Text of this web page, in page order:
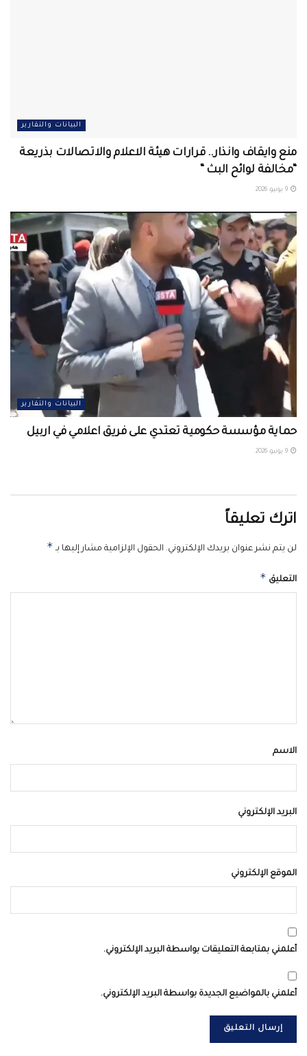
البيانات والتقارير
منع وايقاف وانذار.. قرارات هيئة الاعلام والاتصالات بذريعة
“مخالفة لوائح البث “
البيانات والتقارير
حماية مؤسسة حكومية تعتدي على فريق اعلامي في اربيل ‏
اترك تعليقاً
لن يتم نشر عنوان بريدك الإلكتروني. الحقول الإلزامية مشار إليها بـ *
التعليق *
الاسم
البريد الإلكتروني
الموقع الإلكتروني
أعلمني بمتابعة التعليقات بواسطة البريد الإلكتروني.
أعلمني بالمواضيع الجديدة بواسطة البريد الإلكتروني.